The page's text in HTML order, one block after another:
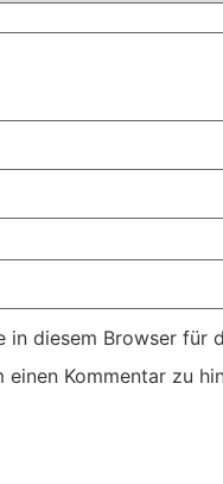
diesem Browser für
Kommentar zu